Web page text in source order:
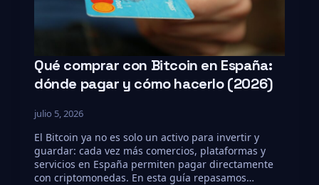
Qué comprar con Bitcoin en España:
dónde pagar y cómo hacerlo (2026)
julio 5, 2026
El Bitcoin ya no es solo un activo para invertir y
guardar: cada vez más comercios, plataformas y
servicios en España permiten pagar directamente
con criptomonedas. En esta guía repasamos…